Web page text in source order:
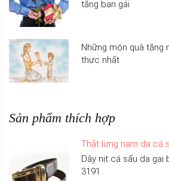
tặng bạn gái
Những món quà tặng
thực nhất
Sản phẩm thích hợp
Thắt lưng nam da cá
Dây nịt cá sấu da gai
3191